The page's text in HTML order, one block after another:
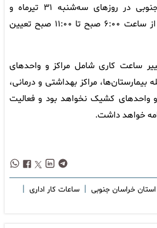
بانک‌های استان خراسان جنوبی در روزهای سه‌شنبه ۳۱ تیرماه و
چهارشنبه ۱ مردادماه ۱۴۰۴، از ساعت ۶:۰۰ صبح تا ۱۱:۰۰ صبح تعیین
ساعت کاری شامل مراکز و واحدهای
مراکز بهداشتی و درمانی،
و واحدهای کشیک نخواهد بود و فعالیت
خواهد داشت.
استان خراسان جنوبی | ساعات کار اداری |